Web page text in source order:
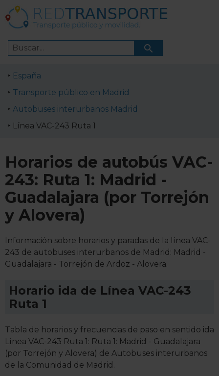
España
Transporte público en Madrid
Autobuses interurbanos Madrid
Línea VAC-243 Ruta 1
Horarios de autobús VAC-
243: Ruta 1: Madrid -
Guadalajara (por Torrejón
y Alovera)
Información sobre horarios y paradas de la línea VAC-
243 de autobuses interurbanos de Madrid: Madrid -
Guadalajara - Torrejón de Ardoz - Alovera.
Horario ida de Línea VAC-243
Ruta 1
Tabla de horarios y frecuencias de paso en sentido ida
Línea VAC-243 Ruta 1: Ruta 1: Madrid - Guadalajara
(por Torrejón y Alovera) de Autobuses interurbanos
de la Comunidad de Madrid.